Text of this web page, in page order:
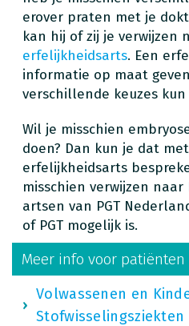
erover praten met je
kan hij of zij je verwijzen
erfelijkheidsarts. Een
informatie op maat
verschillende keuzes kun
Wil je misschien
doen? Dan kun je dat
erfelijkheidsarts
misschien verwijzen naar
artsen van PGT
of PGT mogelijk is.
Meer info voor patiënten
Volwassenen en
Stofwisselingsziekten